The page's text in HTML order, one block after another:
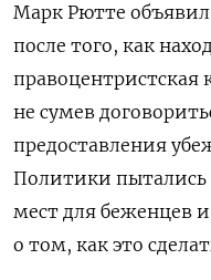
Марк Рютте объявил
после того, как
правоцентристская
не сумев
предоставления
Политики пытались
мест для беженцев
о том, как это